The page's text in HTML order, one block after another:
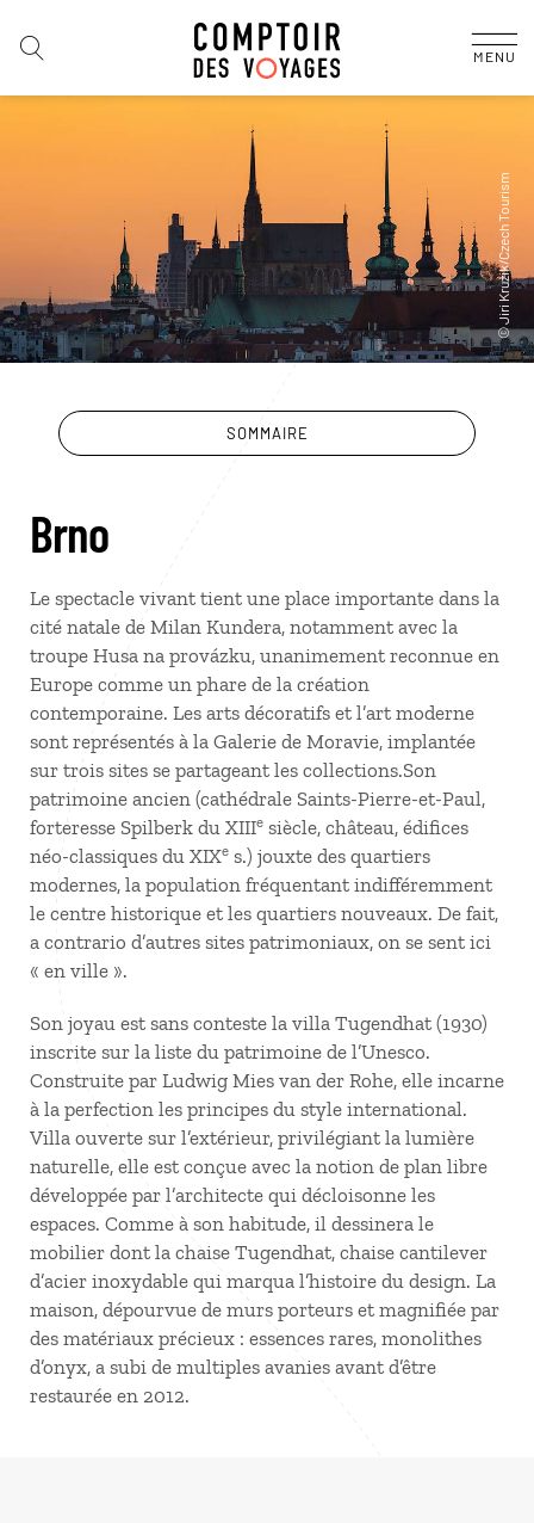
MENU
SOMMAIRE
Brno
Le spectacle vivant tient une place importante dans la
cité natale de Milan Kundera, notamment avec la
troupe Husa na provázku, unanimement reconnue en
Europe comme un phare de la création
contemporaine. Les arts décoratifs et l’art moderne
sont représentés à la Galerie de Moravie, implantée
sur trois sites se partageant les collections.Son
patrimoine ancien (cathédrale Saints-Pierre-et-Paul,
forteresse Spilberk du XIIIe siècle, château, édifices
néo-classiques du XIXe s.) jouxte des quartiers
modernes, la population fréquentant indifféremment
le centre historique et les quartiers nouveaux. De fait,
a contrario d’autres sites patrimoniaux, on se sent ici
« en ville ».
Son joyau est sans conteste la villa Tugendhat (1930)
inscrite sur la liste du patrimoine de l’Unesco.
Construite par Ludwig Mies van der Rohe, elle incarne
à la perfection les principes du style international.
Villa ouverte sur l’extérieur, privilégiant la lumière
naturelle, elle est conçue avec la notion de plan libre
développée par l’architecte qui décloisonne les
espaces. Comme à son habitude, il dessinera le
mobilier dont la chaise Tugendhat, chaise cantilever
d’acier inoxydable qui marqua l’histoire du design. La
maison, dépourvue de murs porteurs et magnifiée par
des matériaux précieux : essences rares, monolithes
d’onyx, a subi de multiples avanies avant d’être
restaurée en 2012.